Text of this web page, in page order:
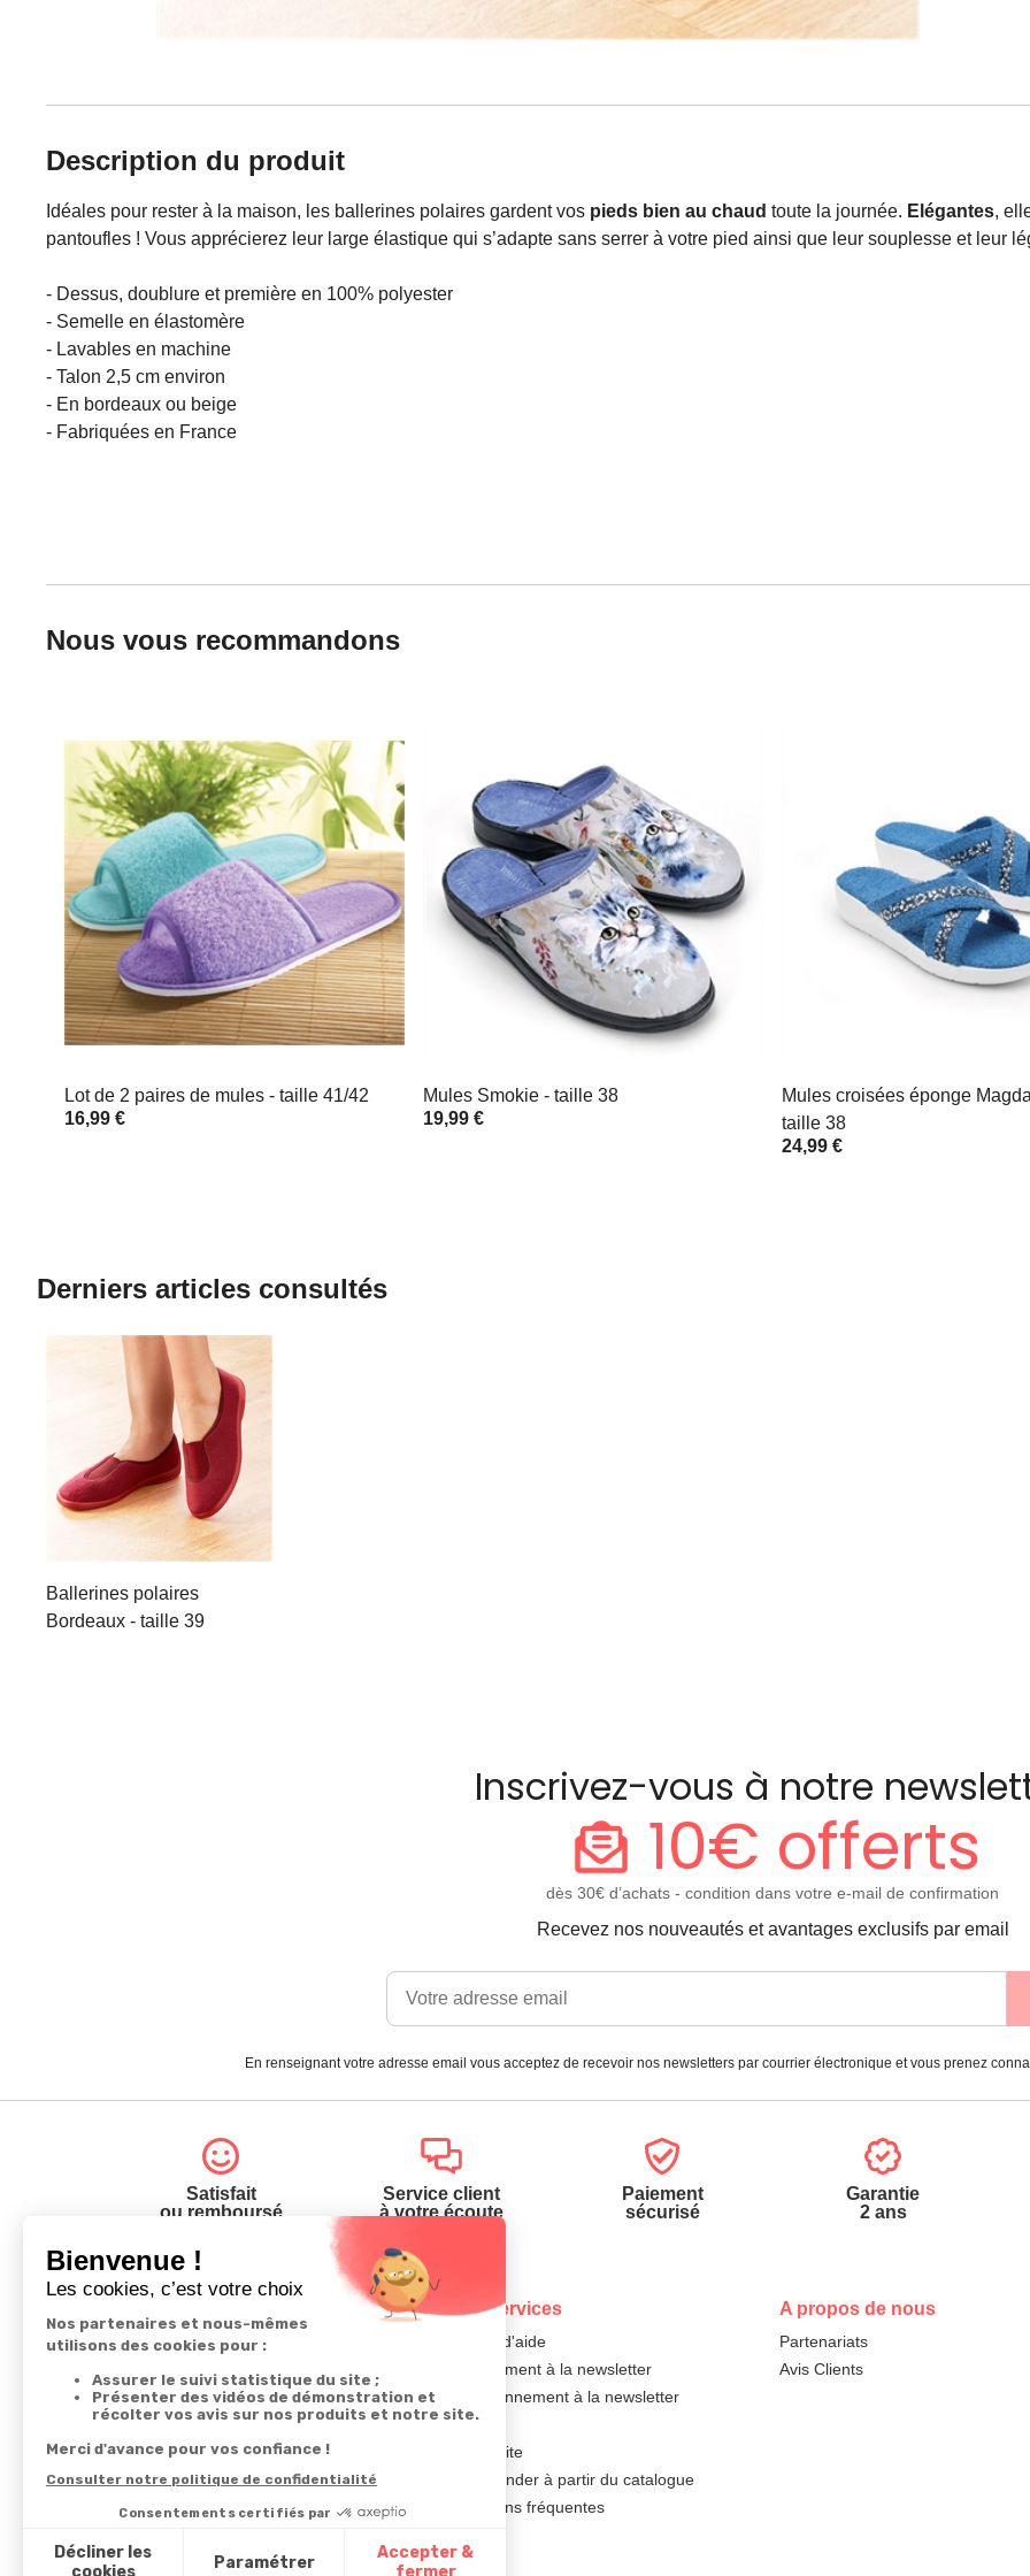
Description du produit
Idéales pour rester à la maison, les ballerines polaires gardent vos pieds bien au chaud toute la journée. Elégantes,
pantoufles ! Vous apprécierez leur large élastique qui s’adapte sans serrer à votre pied ainsi que leur souplesse et leur
- Dessus, doublure et première en 100% polyester
- Semelle en élastomère
- Lavables en machine
- Talon 2,5 cm environ
- En bordeaux ou beige
- Fabriquées en France
Nous vous recommandons
Lot de 2 paires de mules - taille 41/42
16,99 €
Mules Smokie - taille 38
19,99 €
Mules croisées éponge
taille 38
24,99 €
Derniers articles consultés
Ballerines polaires
Bordeaux - taille 39
Inscrivez-vous à notre
10€ offerts
dès 30€ d’achats - condition dans votre e-mail de confirmation
Recevez nos nouveautés et avantages exclusifs par email
En renseignant votre adresse email vous acceptez de recevoir nos newsletters par courrier électronique et vous prenez
Satisfait
ou remboursé
Service client
à votre écoute
Paiement
sécurisé
Garantie
2 ans
Suivi de commande
Paiement facilité
Satisfait ou remboursé, retour ou échange
Codes promotionnels
Glossaire des produits chimiques
Informations environnementales des
Nos services
Besoin d'aide
Abonnement à la newsletter
Désabonnement à la newsletter
Contact
1ère visite
Commander à partir du catalogue
Questions fréquentes
A propos de nous
Partenariats
Avis Clients